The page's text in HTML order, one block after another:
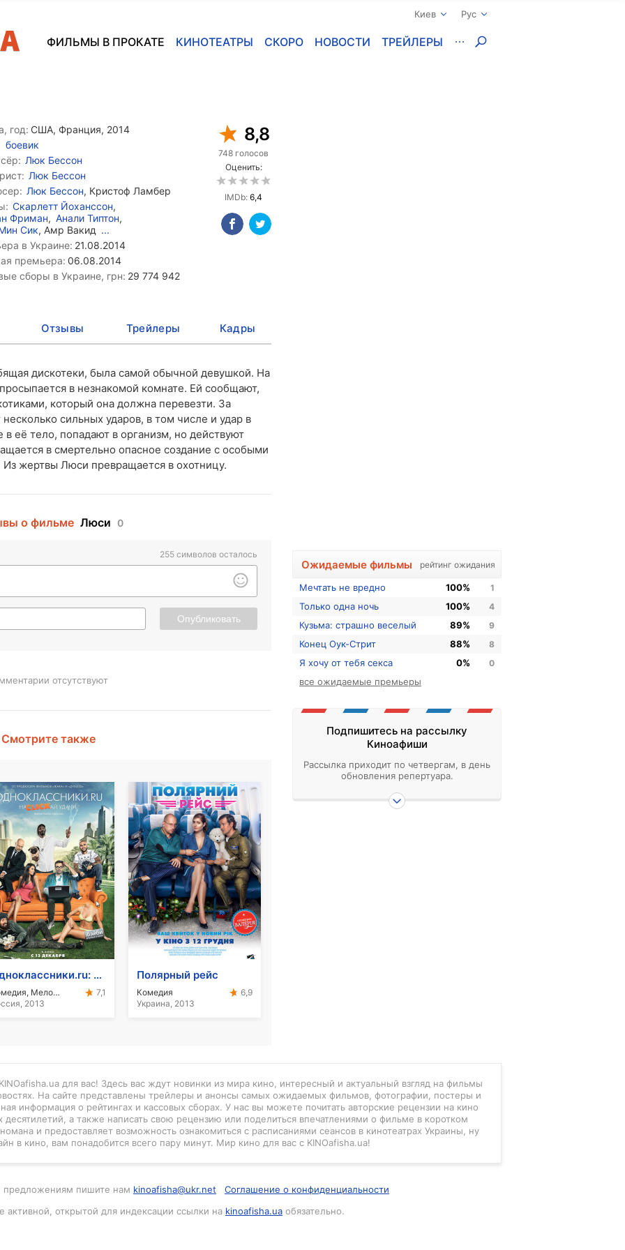
Киев Рус
ФИЛЬМЫ В ПРОКАТЕ КИНОТЕАТРЫ СКОРО НОВОСТИ ТРЕЙЛЕРЫ
год: США, Франция, 2014
боевик
Люк Бессон
Люк Бессон
Люк Бессон, Кристоф Ламбер
Скарлетт Йоханссон,
Фриман, Анали Типтон,
Сик, Амр Вакид ...
в Украине: 21.08.2014
премьера: 06.08.2014
сборы в Украине, грн: 29 774 942
8,8
748 голосов
Оценить:
IMDb: 6,4
Отзывы Трейлеры Кадры
дискотеки, была самой обычной девушкой. На
в незнакомой комнате. Ей сообщают,
который она должна перевезти. За
сильных ударов, в том числе и удар в
её тело, попадают в организм, но действуют
в смертельно опасное создание с особыми
жертвы Люси превращается в охотницу.
о фильме Люси 0
255 символов осталось
Опубликовать
отсутствуют
Смотрите также
Одноклассники.ru: НаCLICKай удачу
Комедия, Мелодрама
2013
7,1
Полярный рейс
Комедия
Украина, 2013
6,9
Ожидаемые фильмы рейтинг ожидания
Мечтать не вредно 100% 1
Только одна ночь 100% 4
Кузьма: страшно веселый 89% 9
Конец Оук-Стрит 88% 8
Я хочу от тебя секса 0% 0
все ожидаемые премьеры
Подпишитесь на рассылку
Киноафиши
Рассылка приходит по четвергам, в день
обновления репертуара.
для вас! Здесь вас ждут новинки из мира кино, интересный и актуальный взгляд на фильмы
На сайте представлены трейлеры и анонсы самых ожидаемых фильмов, фотографии, постеры и
информация о рейтингах и кассовых сборах. У нас вы можете почитать авторские рецензии на кино
а также написать свою рецензию или поделиться впечатлениями о фильме в коротком
и предоставляет возможность ознакомиться с расписаниями сеансов в кинотеатрах Украины, ну
в кино, вам понадобится всего пару минут. Мир кино для вас с KINOafisha.ua!
предложениям пишите нам kinoafisha@ukr.net
Соглашение о конфиденциальности
активной, открытой для индексации ссылки на kinoafisha.ua обязательно.